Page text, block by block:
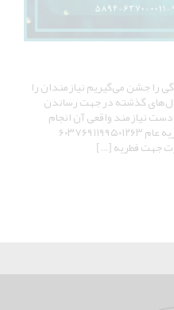
را جشن می‌گیریم نیازمندان را
گذشته در جهت رساندن
دست نیازمند واقعی آن انجام
وظیفه می‌کند. 1- شماره کارت جهت فطریه عام ۶٠٣٧۶٩١١٩٩۵٠١٢۶٣